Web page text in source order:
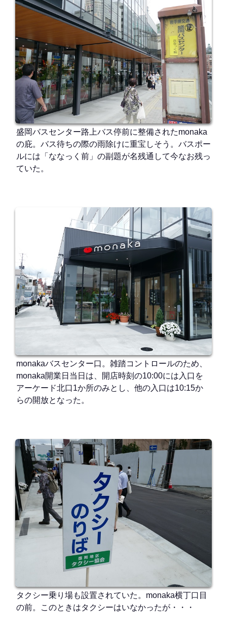
盛岡バスセンター路上バス停前に整備されたmonaka
の庇。バス待ちの際の雨除けに重宝しそう。バスポー
ルには「ななっく前」の副題が名残通して今なお残っ
ていた。
monakaバスセンター口。雑踏コントロールのため、
monaka開業日当日は、開店時刻の10:00には入口を
アーケード北口1か所のみとし、他の入口は10:15か
らの開放となった。
タクシー乗り場も設置されていた。monaka横丁口目
の前。このときはタクシーはいなかったが・・・